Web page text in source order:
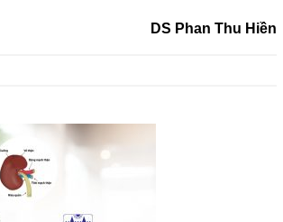
DS Phan Thu Hiền